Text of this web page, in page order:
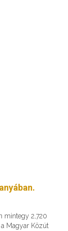
mintegy 2,720
Magyar Közút